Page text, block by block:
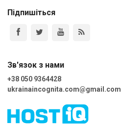
Підпишіться
Зв'язок з нами
+38 050 9364428
ukrainaincognita.com@gmail.com